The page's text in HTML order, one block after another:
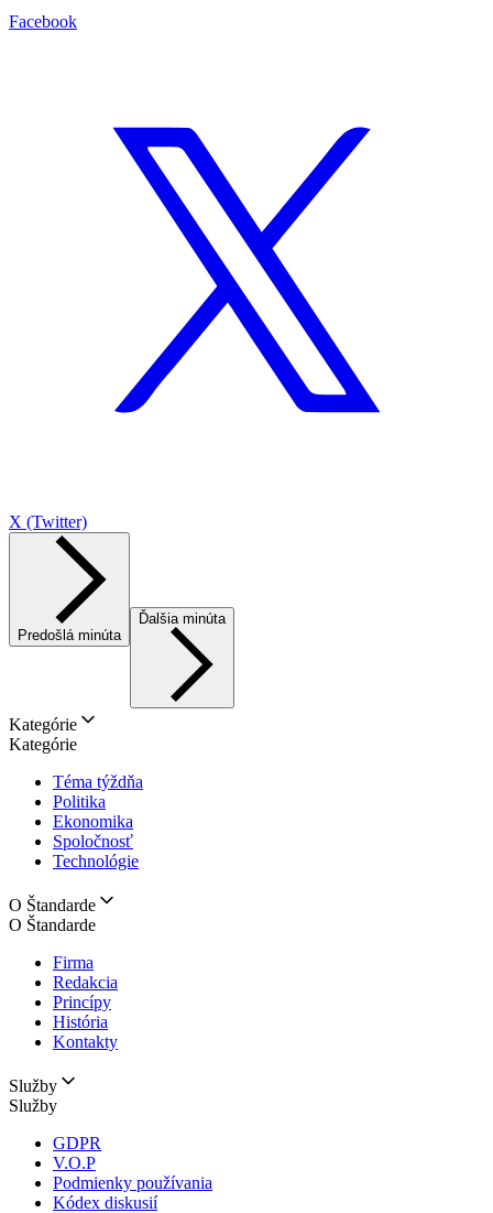
Facebook
X (Twitter)
Predošlá minúta
Ďalšia minúta
Kategórie
Kategórie
Téma týždňa
Politika
Ekonomika
Spoločnosť
Technológie
O Štandarde
O Štandarde
Firma
Redakcia
Princípy
História
Kontakty
Služby
Služby
GDPR
V.O.P
Podmienky používania
Kódex diskusií